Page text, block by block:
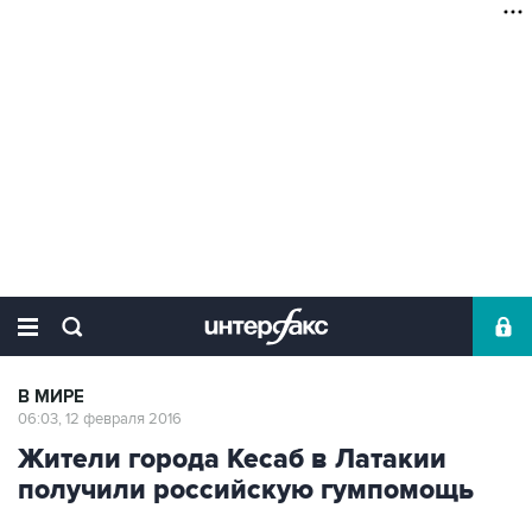
В МИРЕ
06:03, 12 февраля 2016
Жители города Кесаб в Латакии
получили российскую гумпомощь